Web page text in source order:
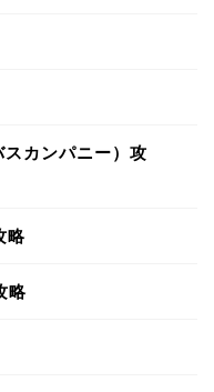
カンパニー）攻
略
略